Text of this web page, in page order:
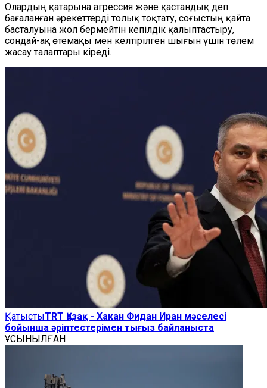
Олардың қатарына агрессия және қастандық деп
бағаланған әрекеттерді толық тоқтату, соғыстың қайта
басталуына жол бермейтін кепілдік қалыптастыру,
сондай-ақ өтемақы мен келтірілген шығын үшін төлем
жасау талаптары кіреді.
ҚатыстыTRT Қазақ - Хакан Фидан Иран мәселесі
бойынша әріптестерімен тығыз байланыста
ҰСЫНЫЛҒАН